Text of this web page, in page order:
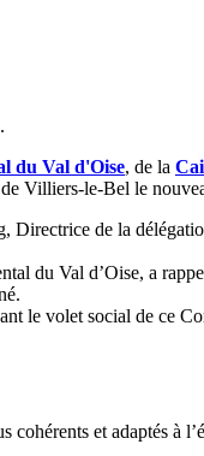
du Val d'Oise, de la
Villiers-le-Bel le
de la
du Val d’Oise, a
le volet social de ce
cohérents et adaptés à